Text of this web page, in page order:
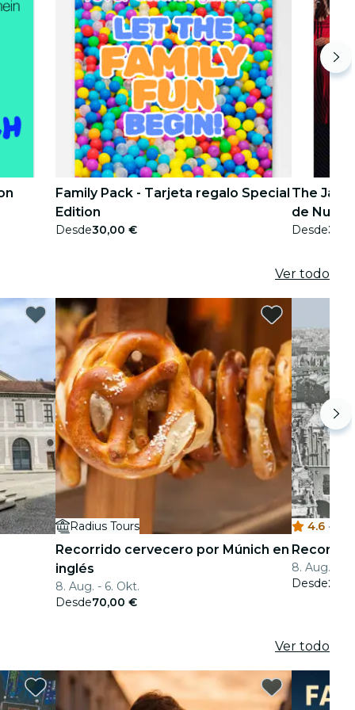
Family Pack - Tarjeta regalo Special
Edition
Desde30,00 €
The Jazz
de
Desde
Ver todo
Radius Tours
Recorrido cervecero por Múnich en
inglés
8. Aug. - 6. Okt.
Desde70,00 €
4.6 ·
8. Aug. - 6.
Desde
Ver todo